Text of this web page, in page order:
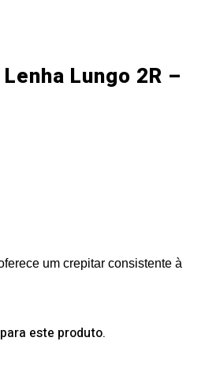
Lungo 2R –
um crepitar consistente à
este produto.